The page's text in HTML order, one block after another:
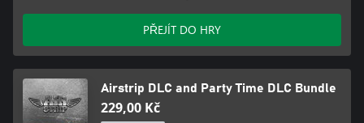
běhat napůl benzínovou stanicí, abyste něco zkontrolovali nebo
nastavili. A představujeme sběratelské předměty, které můžete
najít po celé hře.
PŘEJÍT DO HRY
Airstrip DLC and Party Time DLC Bundle
229,00 Kč